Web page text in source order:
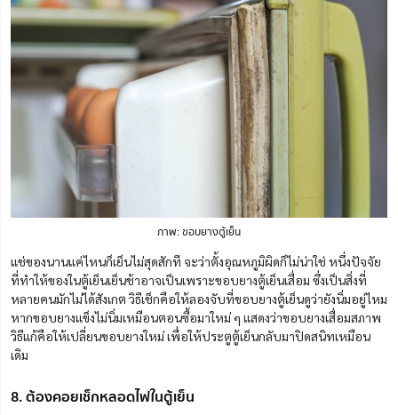
ภาพ: ขอบยางตู้เย็น
แช่ของนานแค่ไหนก็เย็นไม่สุดสักที จะว่าตั้งอุณหภูมิผิดก็ไม่น่าใช่ หนึ่งปัจจัย
ที่ทำให้ของในตู้เย็นเย็นช้าอาจเป็นเพราะขอบยางตู้เย็นเสื่อม ซึ่งเป็นสิ่งที่
หลายคนมักไม่ได้สังเกต วิธีเช็กคือให้ลองจับที่ขอบยางตู้เย็นดูว่ายังนิ่มอยู่ไหม
หากขอบยางแข็งไม่นิ่มเหมือนตอนซื้อมาใหม่ ๆ แสดงว่าขอบยางเสื่อมสภาพ
วิธีแก้คือให้เปลี่ยนขอบยางใหม่ เพื่อให้ประตูตู้เย็นกลับมาปิดสนิทเหมือน
เดิม
8. ต้องคอยเช็กหลอดไฟในตู้เย็น